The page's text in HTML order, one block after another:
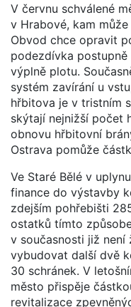
V červnu schválené
v Hrabové, kam
Obvod chce opravit
podezdívka
výplně plotu.
systém zavírání u
hřbitova je v tristním
skýtají nejnižší počet
obnovu hřbitovní
Ostrava pomůže
Ve Staré Bělé v
finance do výstavby
zdejším pohřebišti
ostatků tímto
v současnosti již
vybudovat další dvě
30 schránek. V
město přispěje
revitalizace